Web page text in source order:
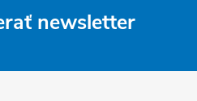
newsletter